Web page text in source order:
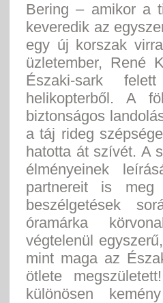
Bering – amikor a
keveredik az
egy új korszak
üzletember, René
Északi-sark
helikopterből. A
biztonságos
a táj rideg
hatotta át szívét. A
élményeinek
partnereit is meg
beszélgetések
óramárka
végtelenül
mint maga az
ötlete
különösen